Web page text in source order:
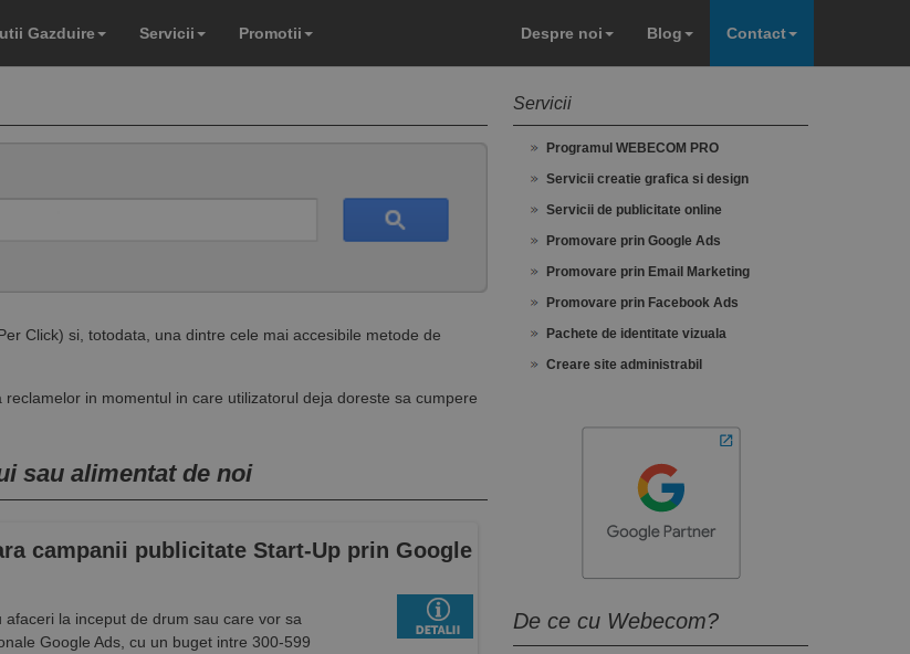
Gazduire Servicii Promotii Despre noi Blog Contact
Click) si, totodata, una dintre cele mai accesibile metode de
in momentul in care utilizatorul deja doreste sa cumpere
sau alimentat de noi
campanii publicitate Start-Up prin Google
afaceri la inceput de drum sau care vor sa
Google Ads, cu un buget intre 300-599
Servicii
Programul WEBECOM PRO
Servicii creatie grafica si design
Servicii de publicitate online
Promovare prin Google Ads
Promovare prin Email Marketing
Promovare prin Facebook Ads
Pachete de identitate vizuala
Creare site administrabil
De ce cu Webecom?